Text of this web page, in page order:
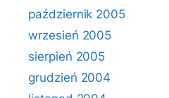
październik 2005
wrzesień 2005
sierpień 2005
grudzień 2004